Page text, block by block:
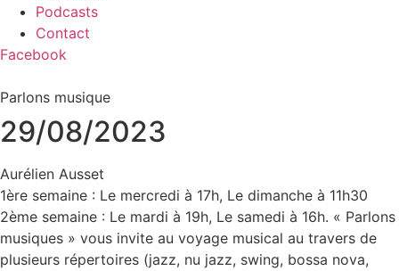
Podcasts
Contact
Facebook
Parlons musique
29/08/2023
Aurélien Ausset
1ère semaine : Le mercredi à 17h, Le dimanche à 11h30
2ème semaine : Le mardi à 19h, Le samedi à 16h. « Parlons
musiques » vous invite au voyage musical au travers de
plusieurs répertoires (jazz, nu jazz, swing, bossa nova,